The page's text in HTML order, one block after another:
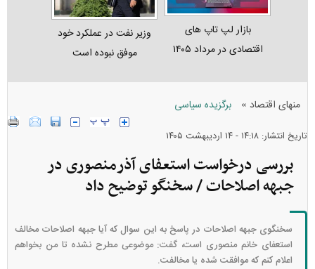
بازار لپ‌ تاپ‌ های
اقتصادی در مرداد ۱۴۰۵
وزیر نفت در عملکرد خود
موفق نبوده است
منهای اقتصاد » برگزیده سیاسی
تاریخ انتشار: ۱۴:۱۸ - ۱۴ ارديبهشت ۱۴۰۵
بررسی درخواست استعفای آذرمنصوری در
جبهه اصلاحات / سخنگو توضیح داد
سخنگوی جبهه اصلاحات در پاسخ به این سوال که آیا جبهه اصلاحات مخالف
استعفای خانم منصوری است، گفت: موضوعی مطرح نشده تا من بخواهم
اعلام کنم که موافقت شده یا مخالفت.